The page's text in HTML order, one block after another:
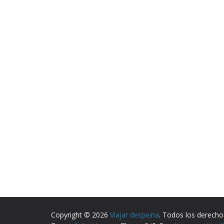
Copyright © 2026 Viajar despeina. Todos los